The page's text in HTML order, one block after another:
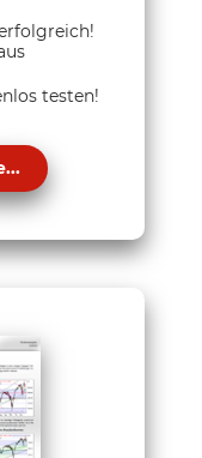
testen!